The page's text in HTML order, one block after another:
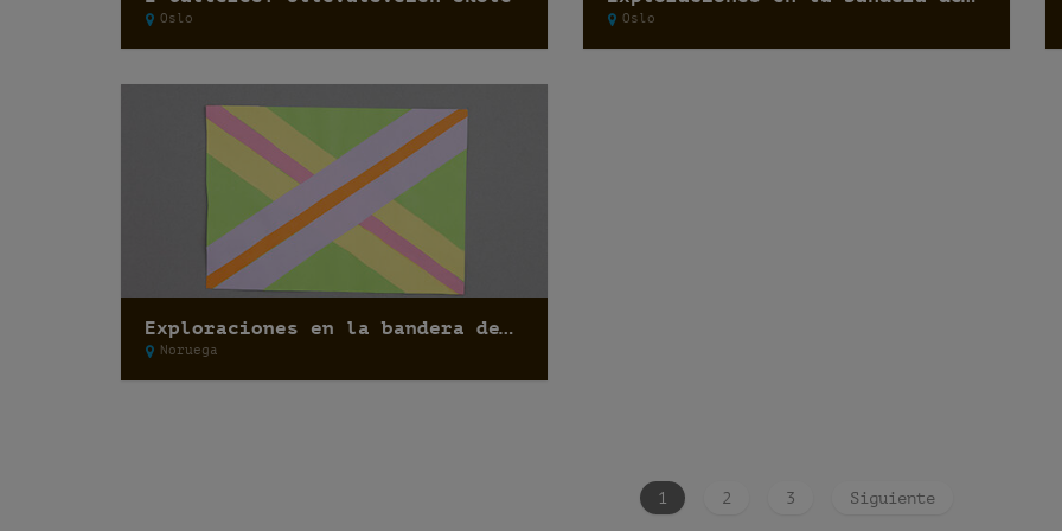
Oslo Oslo
Exploraciones en la bandera de Noruega: Escuela Singsaker
Noruega
1 2 3 Siguiente